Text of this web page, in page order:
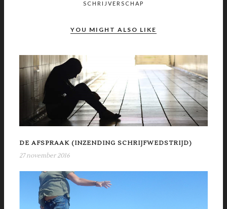
SCHRIJVERSCHAP
YOU MIGHT ALSO LIKE
DE AFSPRAAK (INZENDING SCHRIJFWEDSTRIJD)
27 november 2016